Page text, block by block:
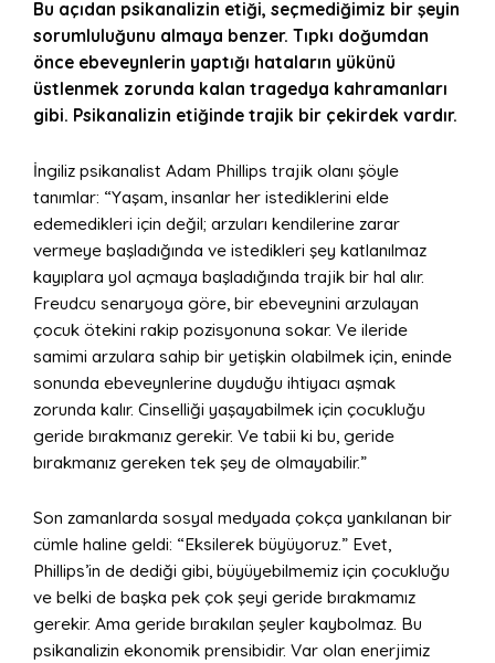
Bu açıdan psikanalizin etiği, seçmediğimiz bir şeyin
sorumluluğunu almaya benzer. Tıpkı doğumdan
önce ebeveynlerin yaptığı hataların yükünü
üstlenmek zorunda kalan tragedya kahramanları
gibi. Psikanalizin etiğinde trajik bir çekirdek vardır.
İngiliz psikanalist Adam Phillips trajik olanı şöyle
tanımlar: “Yaşam, insanlar her istediklerini elde
edemedikleri için değil; arzuları kendilerine zarar
vermeye başladığında ve istedikleri şey katlanılmaz
kayıplara yol açmaya başladığında trajik bir hal alır.
Freudcu senaryoya göre, bir ebeveynini arzulayan
çocuk ötekini rakip pozisyonuna sokar. Ve ileride
samimi arzulara sahip bir yetişkin olabilmek için, eninde
sonunda ebeveynlerine duyduğu ihtiyacı aşmak
zorunda kalır. Cinselliği yaşayabilmek için çocukluğu
geride bırakmanız gerekir. Ve tabii ki bu, geride
bırakmanız gereken tek şey de olmayabilir.”
Son zamanlarda sosyal medyada çokça yankılanan bir
cümle haline geldi: “Eksilerek büyüyoruz.” Evet,
Phillips’in de dediği gibi, büyüyebilmemiz için çocukluğu
ve belki de başka pek çok şeyi geride bırakmamız
gerekir. Ama geride bırakılan şeyler kaybolmaz. Bu
psikanalizin ekonomik prensibidir. Var olan enerjimiz